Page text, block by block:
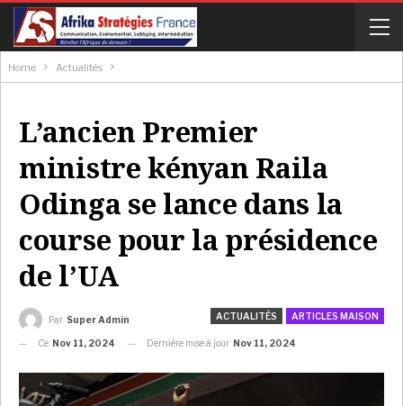
Home Actualités
L’ancien Premier
ministre kényan Raila
Odinga se lance dans la
course pour la présidence
de l’UA
ACTUALITÉS ARTICLES MAISON
Par Super Admin
Ce Nov 11, 2024 Dernière mise à jour Nov 11, 2024